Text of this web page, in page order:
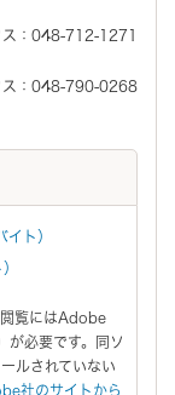
：048-712-1271
：048-790-0268
ト）
閲覧にはAdobe
が必要です。同ソ
ルされていない
社のサイトから